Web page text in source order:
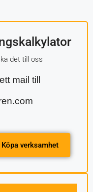
det till oss
mail till
Köpa verksamhet